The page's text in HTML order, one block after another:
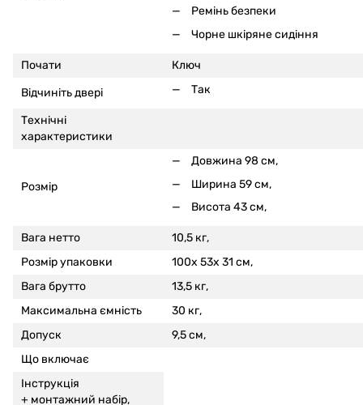
Ремінь безпеки
Чорне шкіряне сидіння
Почати
Ключ
Відчиніть двері
Так
Технічні
характеристики
Розмір
Довжина 98 см,
Ширина 59 см,
Висота 43 см,
Вага нетто
10,5 кг,
Розмір упаковки
100x 53x 31 см,
Вага брутто
13,5 кг,
Максимальна ємність
30 кг,
Допуск
9,5 см,
Що включає
Інструкція
+ монтажний набір,